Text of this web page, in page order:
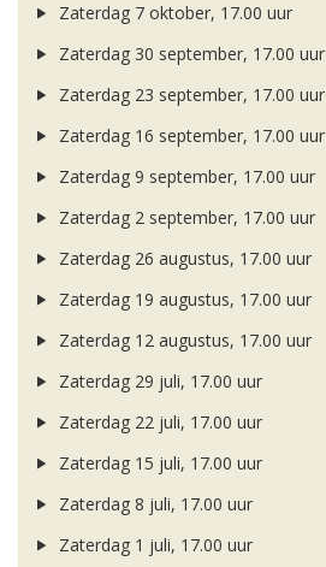
Zaterdag 7 oktober, 17.00 uur
Zaterdag 30 september, 17.00 uur
Zaterdag 23 september, 17.00 uur
Zaterdag 16 september, 17.00 uur
Zaterdag 9 september, 17.00 uur
Zaterdag 2 september, 17.00 uur
Zaterdag 26 augustus, 17.00 uur
Zaterdag 19 augustus, 17.00 uur
Zaterdag 12 augustus, 17.00 uur
Zaterdag 29 juli, 17.00 uur
Zaterdag 22 juli, 17.00 uur
Zaterdag 15 juli, 17.00 uur
Zaterdag 8 juli, 17.00 uur
Zaterdag 1 juli, 17.00 uur